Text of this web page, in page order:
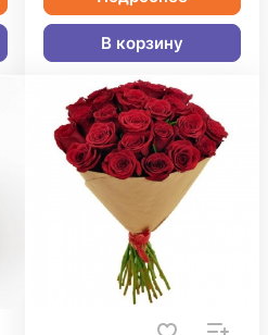
В корзину